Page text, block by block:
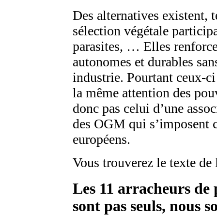
Des alternatives existent,
sélection végétale
parasites, … Elles
autonomes et durables
industrie. Pourtant ceux-
la même attention des
donc pas celui d’une
des OGM qui s’imposent
européens.
Vous trouverez le texte de
Les 11 arracheurs
sont pas seuls, nous